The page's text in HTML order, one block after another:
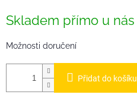
Skladem přímo u nás
Možnosti doručení
Přidat do košíku